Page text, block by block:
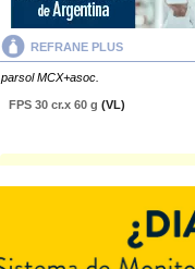
REFRANE PLUS
parsol MCX+asoc.
FPS 30 cr.x 60 g (VL)